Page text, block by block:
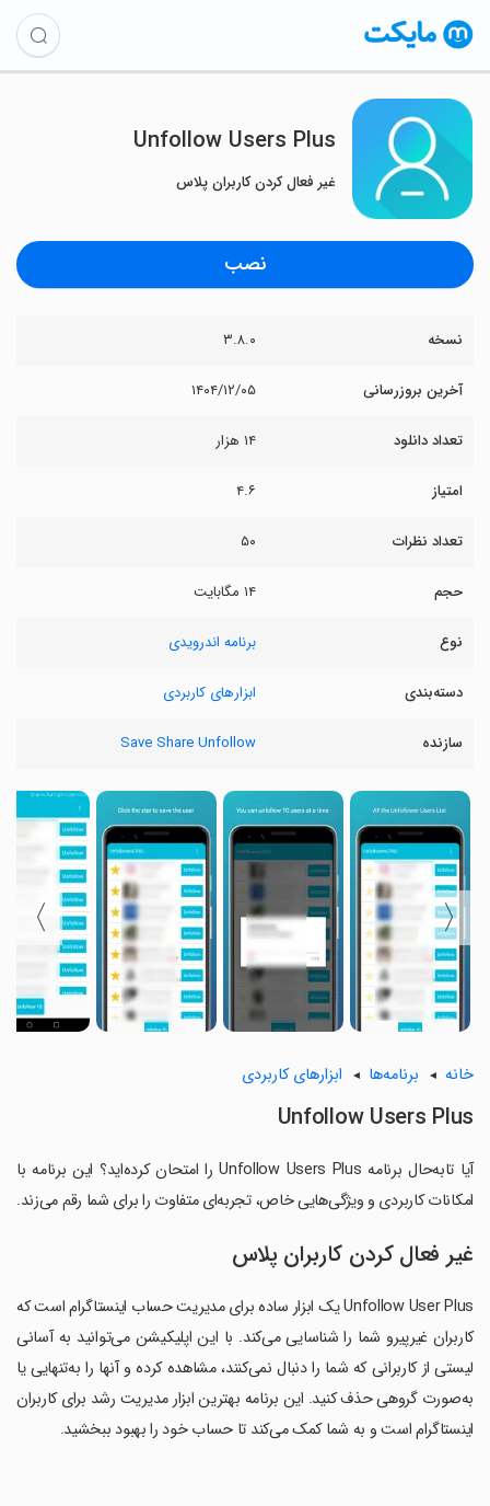
Unfollow Users Plus
غیر فعال کردن کاربران پلاس
نصب
نسخه ۳.۸.۰
آخرین بروزرسانی ۱۴۰۴/۱۲/۰۵
تعداد دانلود ۱۴ هزار
امتیاز ۴.۶
تعداد نظرات ۵۰
حجم ۱۴ مگابایت
نوع برنامه اندرویدی
دسته‌بندی ابزارهای کاربردی
سازنده Save Share Unfollow
〈
〉
خانه برنامه‌ها ابزارهای کاربردی
Unfollow Users Plus
آیا تابه‌حال برنامه Unfollow Users Plus را امتحان کرده‌اید؟ این برنامه با
امکانات کاربردی و ویژگی‌هایی خاص، تجربه‌ای متفاوت را برای شما رقم می‌زند.
غیر فعال کردن کاربران پلاس
Unfollow User Plus یک ابزار ساده برای مدیریت حساب اینستاگرام است که
کاربران غیرپیرو شما را شناسایی می‌کند. با این اپلیکیشن می‌توانید به آسانی
لیستی از کاربرانی که شما را دنبال نمی‌کنند، مشاهده کرده و آنها را به‌تنهایی یا
به‌صورت گروهی حذف کنید. این برنامه بهترین ابزار مدیریت رشد برای کاربران
اینستاگرام است و به شما کمک می‌کند تا حساب خود را بهبود ببخشید.